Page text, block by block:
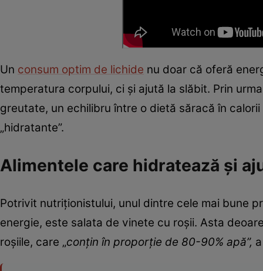
Un consum optim de lichide nu doar că oferă
temperatura corpului, ci și ajută la slăbit. Prin
greutate, un echilibru între o dietă săracă în
„hidratante”.
Alimentele care hidratează și
Potrivit nutriționistului, unul dintre cele mai bune
energie, este salata de vinete cu roșii. Asta
roșiile, care „conțin în proporție de 80-90% apă”,